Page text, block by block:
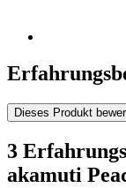
Dieses Produkt
3
akamuti